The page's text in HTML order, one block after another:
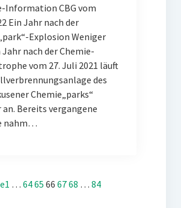
Information CBG vom
Ein Jahr nach der
Explosion Weniger
Jahr nach der Chemie-
vom 27. Juli 2021 läuft
des
Chemie„parks“
an. Bereits vergangene
nahm…
1 … 6465 66 6768 … 84